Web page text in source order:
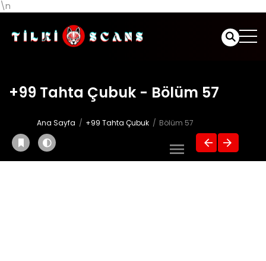
\n
+99 Tahta Çubuk - Bölüm 57
Ana Sayfa +99 Tahta Çubuk Bölüm 57